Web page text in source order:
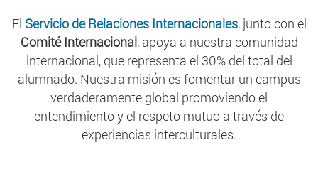
El Servicio de Relaciones Internacionales, junto con el
Comité Internacional, apoya a nuestra comunidad
internacional, que representa el 30% del total del
alumnado. Nuestra misión es fomentar un campus
verdaderamente global promoviendo el
entendimiento y el respeto mutuo a través de
experiencias interculturales.